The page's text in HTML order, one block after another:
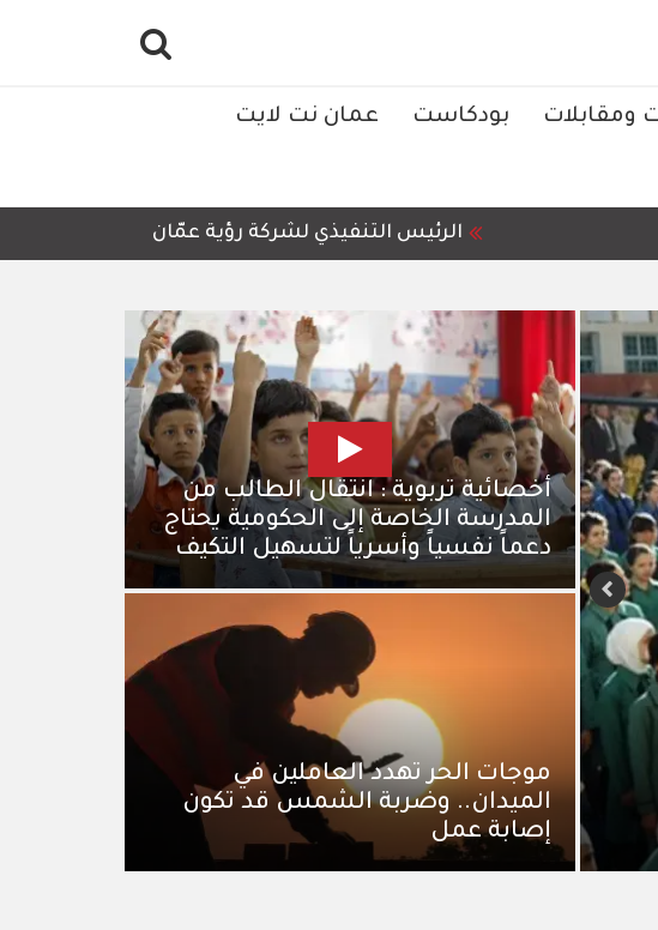
ومقابلات بودكاست عمان نت لايت
الرئيس التنفيذي لشركة رؤية عمّان للمعالجة وإعادة التدوير،
أخصائية تربوية : انتقال الطالب من
المدرسة الخاصة إلى الحكومية يحتاج
دعماً نفسياً وأسرياً لتسهيل التكيف
موجات الحر تهدد العاملين في
الميدان.. وضربة الشمس قد تكون
إصابة عمل